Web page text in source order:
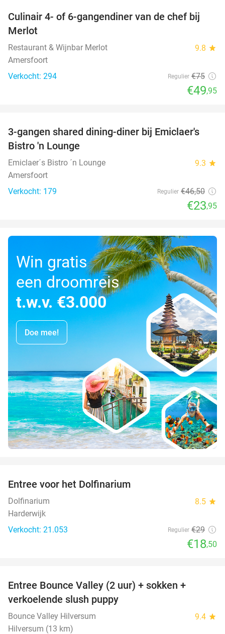
33%
Culinair 4- of 6-gangendiner van de chef bij
Merlot
Restaurant & Wijnbar Merlot 9.8 star
Amersfoort
Verkocht: 294
Regulier €75
€49,95
48%
3-gangen shared dining-diner bij Emiclaer's
Bistro 'n Lounge
Emiclaer´s Bistro ´n Lounge 9.3 star
Amersfoort
Verkocht: 179
Regulier €46,50
€23,95
Win gratis
een droomreis
t.w.v. €3.000
Doe mee!
Entree voor het Dolfinarium
Dolfinarium 8.5 star
Harderwijk
Verkocht: 21.053
Regulier €29
€18,50
Entree Bounce Valley (2 uur) + sokken +
verkoelende slush puppy
Bounce Valley Hilversum 9.4 star
Hilversum (13 km)